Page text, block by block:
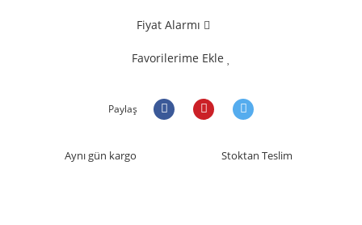
Fiyat Alarmı
Favorilerime Ekle
Paylaş
Aynı gün kargo Stoktan Teslim